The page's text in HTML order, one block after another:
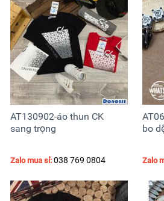
AT130902-áo thun CK
sang trọng
Zalo mua sỉ: 038 769 0804
bo
Zalo